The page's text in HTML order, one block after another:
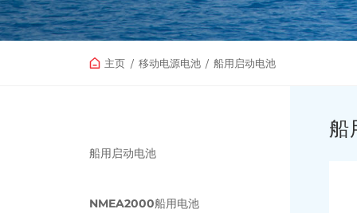
主页 / 移动电源电池 / 船用启动电池
船用启动电池
NMEA2000船用电池
船